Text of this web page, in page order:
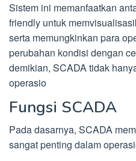
Sistem ini memanfaatkan
friendly untuk
serta memungkinkan para
perubahan kondisi dengan
demikian, SCADA tidak
operasio
Fungsi SCADA
Pada dasarnya, SCADA
sangat penting dalam